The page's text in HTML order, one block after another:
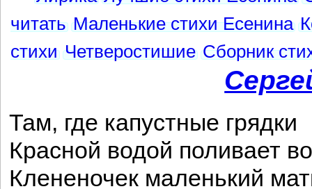
читать Маленькие стихи Есенина
стихи Четверостишие Сборник
Там, где капустные грядки
Красной водой поливает
Клененочек маленький